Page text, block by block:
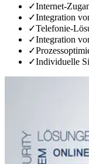
✓Internet-
✓Integration
✓Telefonie-
✓Integration
✓
✓Individuelle